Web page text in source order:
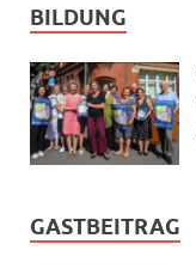
BILDUNG
GASTBEITRAG